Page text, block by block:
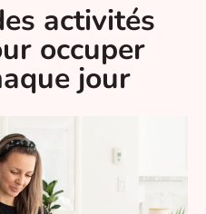
activités
occuper
jour